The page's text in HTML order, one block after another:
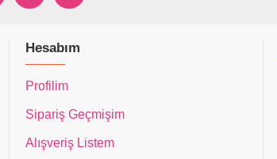
Hesabım
Profilim
Sipariş Geçmişim
Alışveriş Listem